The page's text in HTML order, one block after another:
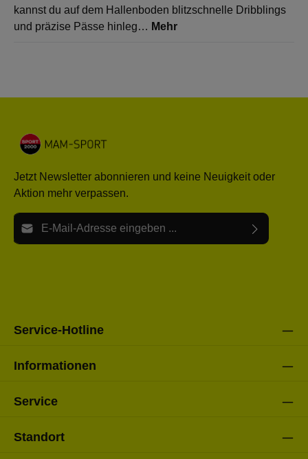
kannst du auf dem Hallenboden blitzschnelle Dribblings
und präzise Pässe hinleg… Mehr
Jetzt Newsletter abonnieren und keine Neuigkeit oder
Aktion mehr verpassen.
E-Mail-Adresse*
Service-Hotline
Informationen
Service
Standort